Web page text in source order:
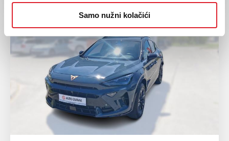
Samo nužni kolačići